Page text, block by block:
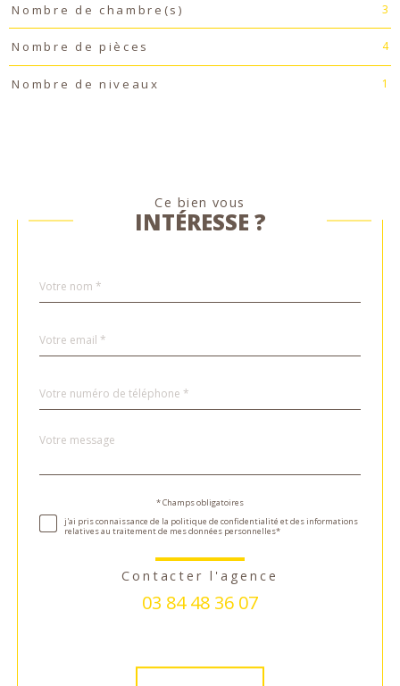
Nombre de chambre(s) 3
Nombre de pièces 4
Nombre de niveaux 1
Ce bien vous
INTÉRESSE ?
par
*
*
*
Fieldset
Message
*
* Champs obligatoires
j'ai pris connaissance de la politique de confidentialité et des informations
relatives au traitement de mes données personnelles*
Contacter l'agence
03 84 48 36 07